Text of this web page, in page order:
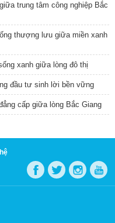
trung tâm công nghiệp Bắc
thượng lưu giữa miền xanh
xanh giữa lòng đô thị
đầu tư sinh lời bền vững
cấp giữa lòng Bắc Giang